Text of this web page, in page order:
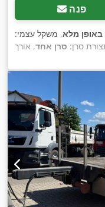
פנה
באופן מלא, משקל עצמי:
סרן: סרן אחד, אורך
80 קמ"ש , צבע:כחול,
שנת ייצור: